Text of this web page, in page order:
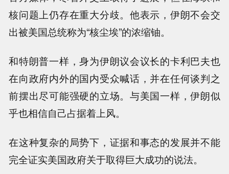
核问题上仍存在重大分歧。他表示，伊朗不会交
出被美国总统称为“核尘埃”的浓缩铀。
和特朗普一样，身为伊朗议会议长的卡利巴夫也
在向政府内外的国内受众喊话，并在任何谈判之
前摆出尽可能强硬的立场。 与美国一样，伊朗似
乎也相信自己占据着上风。
在这种复杂的局势下，证据和事态的发展并不能
完全证实美国政府关于取得巨大成功的说法。